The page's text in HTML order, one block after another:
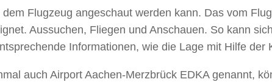
Flugzeug angeschaut werden kann. Das vom
Aussuchen, Fliegen und Anschauen. So kann
Informationen, wie die Lage mit Hilfe der
auch Airport Aachen-Merzbrück EDKA genannt,